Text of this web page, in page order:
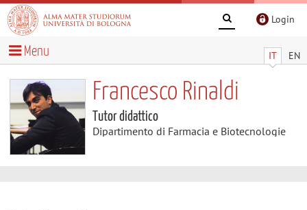
Login
IT EN
Menu
Francesco Rinaldi
Tutor didattico
Dipartimento di Farmacia e Biotecnologie